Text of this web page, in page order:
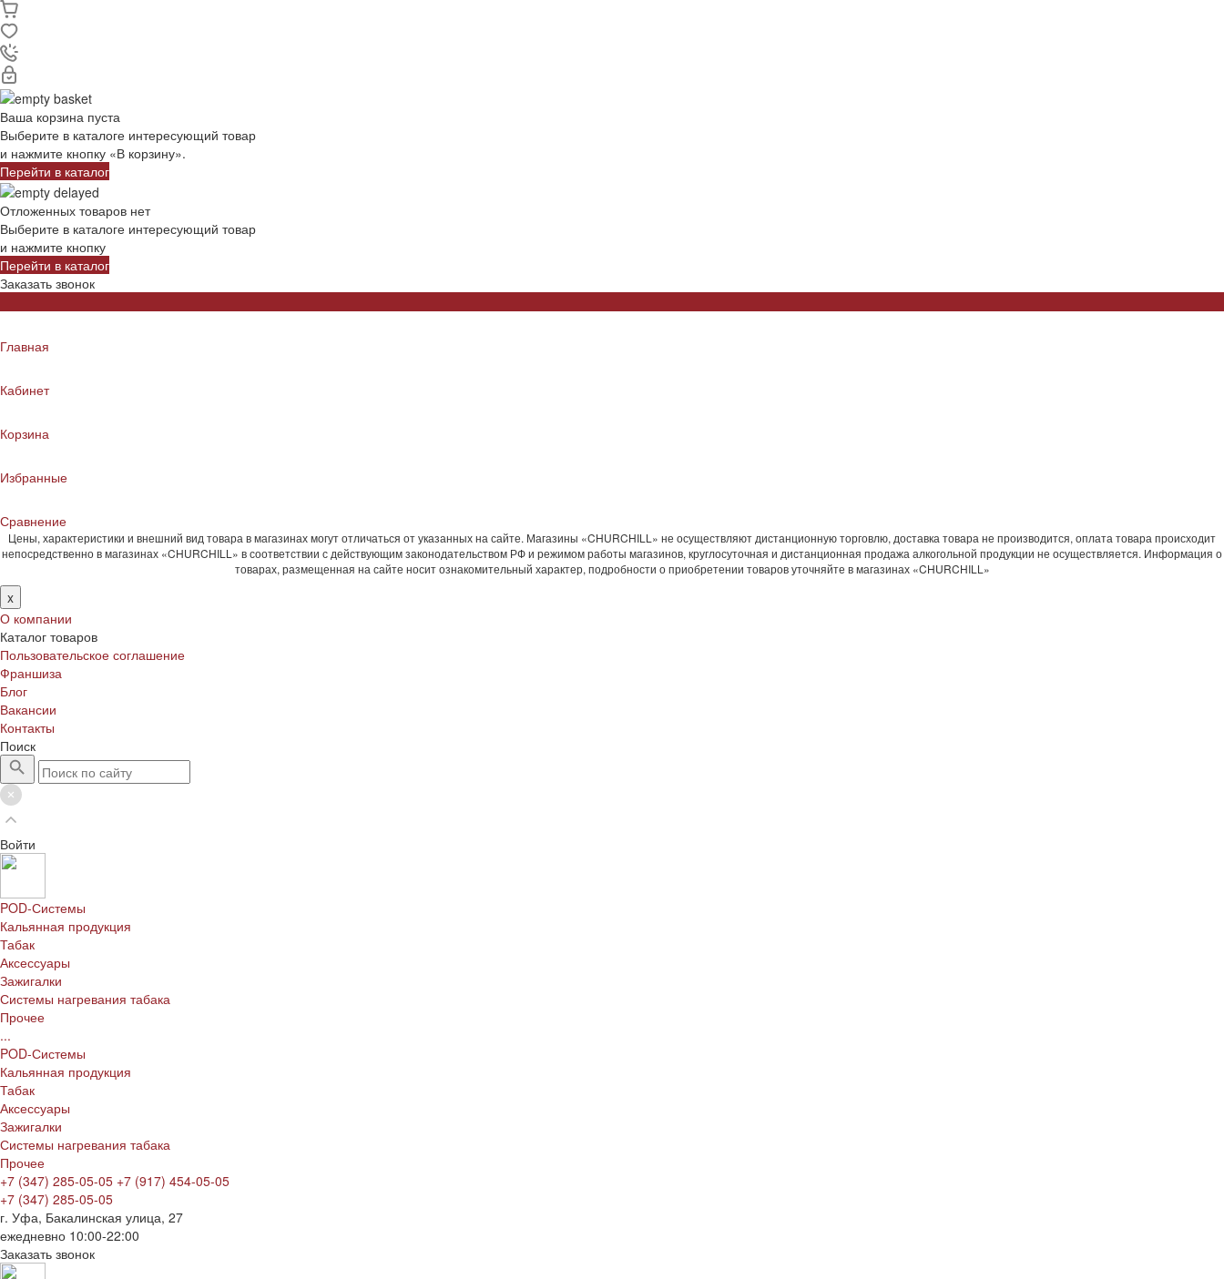
Ваша корзина пуста
Выберите в каталоге интересующий товар
и нажмите кнопку «В корзину».
Перейти в каталог
Отложенных товаров нет
Выберите в каталоге интересующий товар
и нажмите кнопку
Перейти в каталог
Заказать звонок
Главная
Кабинет
Корзина
Избранные
Сравнение
Цены, характеристики и внешний вид товара в магазинах могут отличаться от указанных на сайте. Магазины «CHURCHILL» не осуществляют дистанционную торговлю, доставка товара не производится, оплата товара происходит
непосредственно в магазинах «CHURCHILL» в соответствии с действующим законодательством РФ и режимом работы магазинов, круглосуточная и дистанционная продажа алкогольной продукции не осуществляется. Информация о
товарах, размещенная на сайте носит ознакомительный характер, подробности о приобретении товаров уточняйте в магазинах «CHURCHILL»
x
О компании
Каталог товаров
Пользовательское соглашение
Франшиза
Блог
Вакансии
Контакты
Поиск
Войти
POD-Системы
Кальянная продукция
Табак
Аксессуары
Зажигалки
Системы нагревания табака
Прочее
...
POD-Системы
Кальянная продукция
Табак
Аксессуары
Зажигалки
Системы нагревания табака
Прочее
+7 (347) 285-05-05 +7 (917) 454-05-05
+7 (347) 285-05-05
г. Уфа, Бакалинская улица, 27
ежедневно 10:00-22:00
Заказать звонок